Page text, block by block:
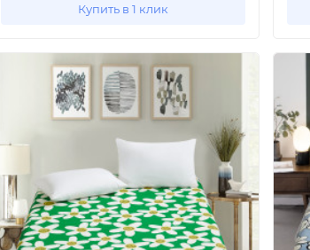
Купить в 1 клик